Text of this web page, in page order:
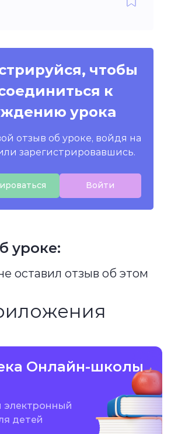
чтобы
к
урока
отзыв об уроке, войдя на
зарегистрировавшись.
Войти
уроке:
оставил отзыв об этом
Онлайн-школы
детей